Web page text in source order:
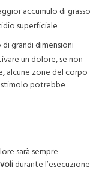
accumulo di grasso
superficiale
grandi dimensioni
un dolore, se non
alcune zone del corpo
stimolo potrebbe
sarà sempre
durante l’esecuzione